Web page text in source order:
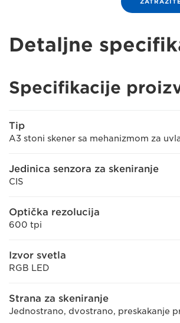
Detaljne
Specifikacije
Tip
A3 stoni skener sa mehanizmom za
Jedinica senzora za skeniranje
CIS
Optička rezolucija
600 tpi
Izvor svetla
RGB LED
Strana za skeniranje
Jednostrano, dvostrano, preskakanje